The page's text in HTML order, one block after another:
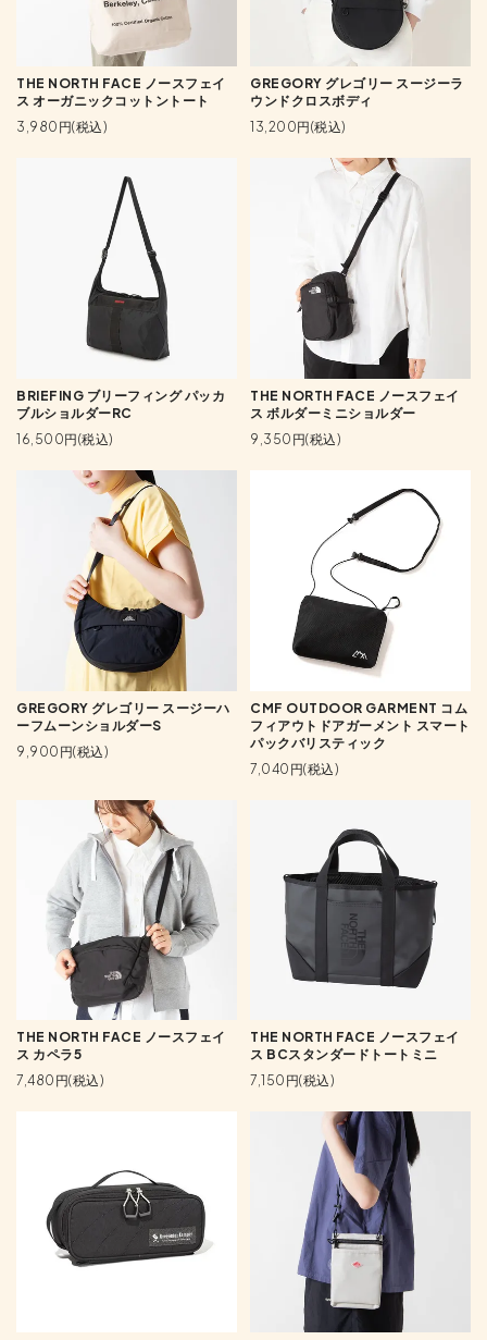
THE NORTH FACE ノースフェイ
ス オーガニックコットントート
3,980円(税込)
GREGORY グレゴリー スージーラ
ウンドクロスボディ
13,200円(税込)
BRIEFING ブリーフィング パッカ
ブルショルダーRC
16,500円(税込)
THE NORTH FACE ノースフェイ
ス ボルダーミニショルダー
9,350円(税込)
GREGORY グレゴリー スージーハ
ーフムーンショルダーS
9,900円(税込)
CMF OUTDOOR GARMENT コム
フィアウトドアガーメント スマート
パックバリスティック
7,040円(税込)
THE NORTH FACE ノースフェイ
ス カペラ5
7,480円(税込)
THE NORTH FACE ノースフェイ
ス BCスタンダードトートミニ
7,150円(税込)